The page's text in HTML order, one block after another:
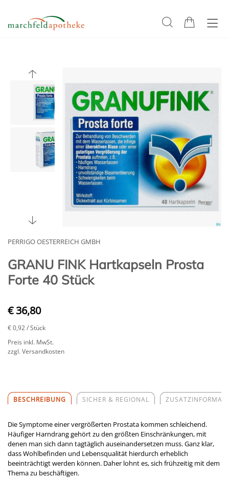
PERRIGO OESTERREICH GMBH
GRANU FINK Hartkapseln Prosta
Forte 40 Stück
€ 36,80
€ 0,92/ Stück
Preis inkl. MwSt.
zzgl. Versandkosten
BESCHREIBUNG SICHER & REGIONAL
Die Symptome einer vergrößerten Prostata kommen schleichend.
Häufiger Harndrang gehört zu den größten Einschränkungen, mit
denen man sich dann tagtäglich auseinandersetzen muss. Ganz klar,
dass Wohlbefinden und Lebensqualität hierdurch erheblich
beeinträchtigt werden können. Daher lohnt es, sich frühzeitig mit dem
Thema zu beschäftigen.